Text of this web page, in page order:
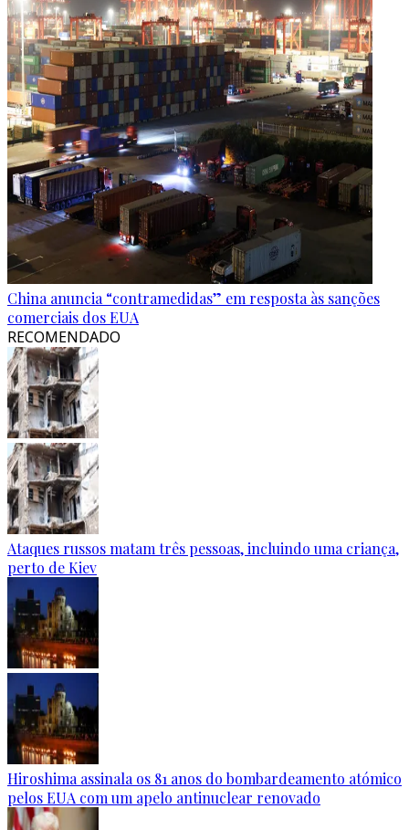
China anuncia “contramedidas” em resposta às sanções
comerciais dos EUA
RECOMENDADO
Ataques russos matam três pessoas, incluindo uma criança,
perto de Kiev
Hiroshima assinala os 81 anos do bombardeamento atómico
pelos EUA com um apelo antinuclear renovado